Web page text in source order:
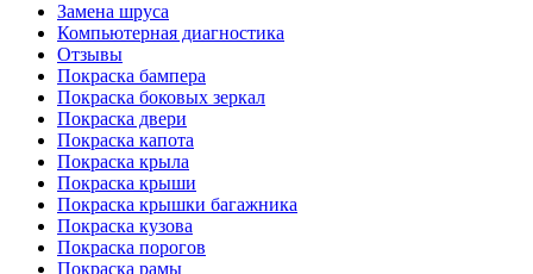
Замена шруса
Компьютерная диагностика
Отзывы
Покраска бампера
Покраска боковых зеркал
Покраска двери
Покраска капота
Покраска крыла
Покраска крыши
Покраска крышки багажника
Покраска кузова
Покраска порогов
Покраска рамы